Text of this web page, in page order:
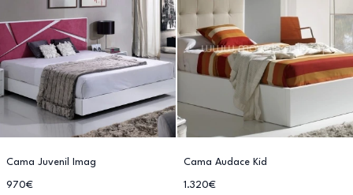
Cama Juvenil Imag
970€
Cama Audace Kid
1.320€